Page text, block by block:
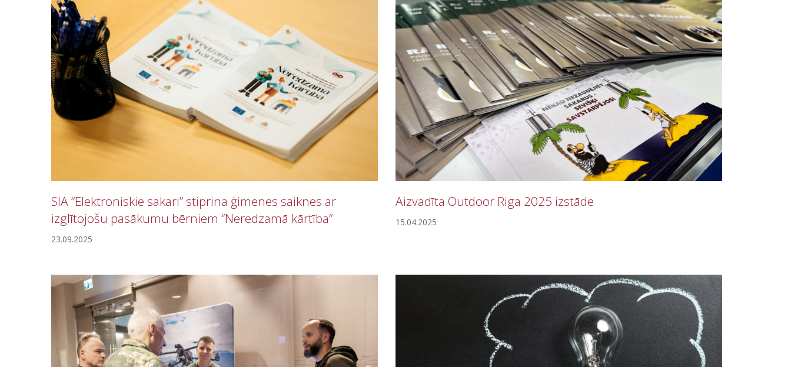
SIA “Elektroniskie sakari” stiprina ģimenes saiknes ar
izglītojošu pasākumu bērniem “Neredzamā kārtība”
23.09.2025
Aizvadīta Outdoor Riga 2025 izstāde
15.04.2025